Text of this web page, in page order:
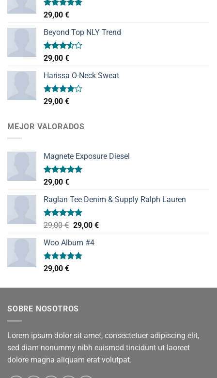
Valorado
con
de 5
29,00 €
Beyond Top NLY Trend
Valorado
con
3.50de
5
29,00 €
Harissa O-Neck Sweat
Valorado
con
29,00 €
MEJOR VALORADOS
Magnete Exposure Diesel
Valorado
con
de 5
29,00 €
Raglan Tee Denim & Supply Ralph Lauren
Valorado
de 5
29,00€ El
original
era:
29,00 €El
Woo Album #4
Valorado
con
29,00 €
SOBRE NOSOTROS
Lorem ipsum dolor sit amet, consectetuer adipiscing elit,
sed diam nonummy nibh euismod tincidunt ut laoreet
dolore magna aliquam erat volutpat.